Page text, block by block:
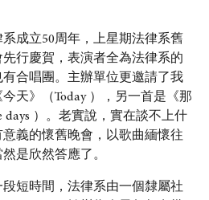
成立50周年，上星期法律系舊
行慶賀，表演者全為法律系的
合唱團。主辦單位更邀請了我
天》（Today ），另一首是《那
days ）。老實說，實在談不上什
義的懷舊晚會，以歌曲緬懷往
是欣然答應了。
短時間，法律系由一個隸屬社